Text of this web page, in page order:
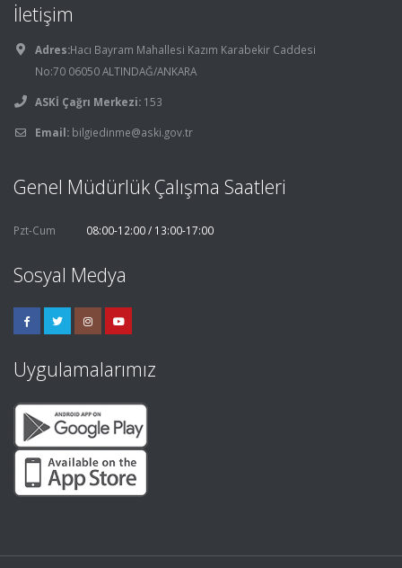
İletişim
Adres:Hacı Bayram Mahallesi Kazım Karabekir Caddesi
No:70 06050 ALTINDAĞ/ANKARA
ASKİ Çağrı Merkezi: 153
Email: bilgiedinme@aski.gov.tr
Genel Müdürlük Çalışma Saatleri
Pzt-Cum 08:00-12:00 / 13:00-17:00
Sosyal Medya
Uygulamalarımız